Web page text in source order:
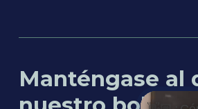
Manténgase al